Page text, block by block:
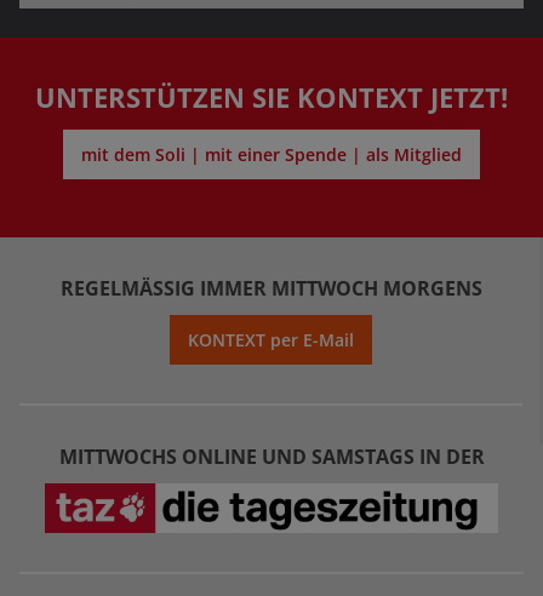
UNTERSTÜTZEN SIE KONTEXT JETZT!
mit dem Soli | mit einer Spende | als Mitglied
REGELMÄSSIG IMMER MITTWOCH MORGENS
KONTEXT per E-Mail
MITTWOCHS ONLINE UND SAMSTAGS IN DER